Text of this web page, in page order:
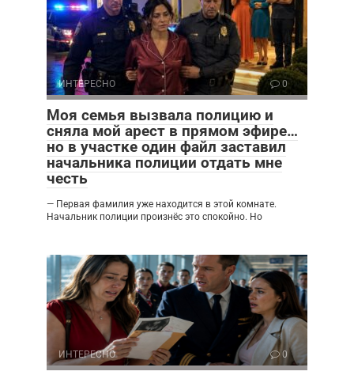
ИНТЕРЕСНО 0
Моя семья вызвала полицию и
сняла мой арест в прямом эфире…
но в участке один файл заставил
начальника полиции отдать мне
честь
— Первая фамилия уже находится в этой комнате.
Начальник полиции произнёс это спокойно. Но
ИНТЕРЕСНО 0